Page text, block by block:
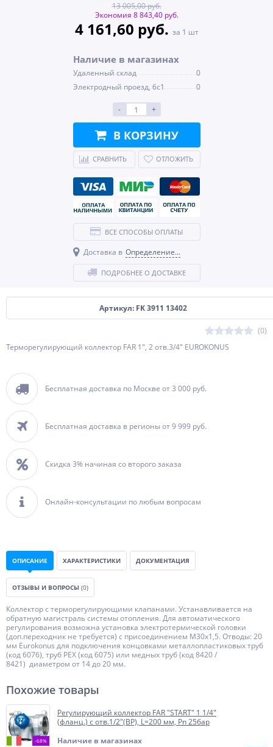
Артикул: FK 3911 13402
(0)
Терморегулирующий коллектор FAR 1", 2 отв.3/4" EUROKONUS
Бесплатная доставка по Москве от 3 000 руб.
Бесплатная доставка в регионы от 9 999 руб.
Скидка 3% начиная со второго заказа
Онлайн-консультации по любым вопросам
13 005,00 руб.
Экономия 8 843,40 руб.
4 161,60 руб. за 1 шт
Наличие в магазинах
Удаленный склад
0
Электродный проезд, 6с1
0
- +
В КОРЗИНУ
СРАВНИТЬ ОТЛОЖИТЬ
ВСЕ СПОСОБЫ ОПЛАТЫ
Доставка в Определение...
ПОДРОБНЕЕ О ДОСТАВКЕ
ОПИСАНИЕ ХАРАКТЕРИСТИКИ ДОКУМЕНТАЦИЯ
ОТЗЫВЫ И ВОПРОСЫ (0)
Коллектор с терморегулирующими клапанами. Устанавливается на
обратную магистраль системы отопления. Для автоматического
регулирования возможна установка электротермической головки
(доп.переходник не требуется) с присоединением М30х1,5. Отводы: 20
мм Eurokonus для подключения концовками металлопластиковых труб
(код 6076), труб РЕХ (код 6075) или медных труб (код 8420 /
8421) диаметром от 14 до 20 мм.
Похожие товары
-68%
Регулирующий коллектор FAR "START" 1 1/4"
(фланц.) с отв.1/2"(ВР), L=200 мм, Pn 25бар
Наличие в магазинах